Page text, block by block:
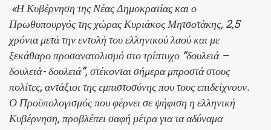
«Η Κυβέρνηση της Νέας Δημοκρατίας και ο
Πρωθυπουργός της χώρας Κυριάκος Μητσοτάκης, 2,5
χρόνια μετά την εντολή του ελληνικού λαού και με
ξεκάθαρο προσανατολισμό στο τρίπτυχο “δουλειά –
δουλειά- δουλειά”, στέκονται σήμερα μπροστά στους
πολίτες, αντάξιοι της εμπιστοσύνης που τους επιδείχνουν.
Ο Προϋπολογισμός που φέρνει σε ψήφιση η ελληνική
Κυβέρνηση, προβλέπει σαφή μέτρα για τα αδύναμα